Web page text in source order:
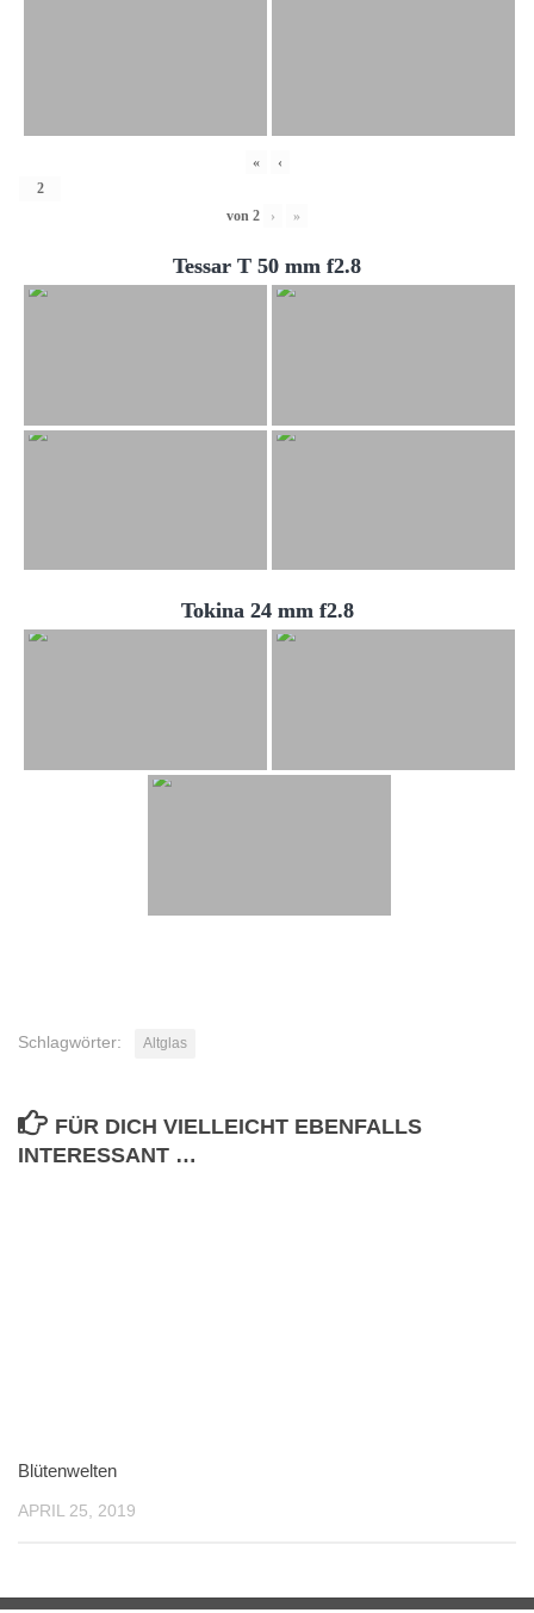
« ‹
von 2 › »
Tessar T 50 mm f2.8
Tokina 24 mm f2.8
Schlagwörter: Altglas
FÜR DICH VIELLEICHT EBENFALLS
INTERESSANT …
Blütenwelten
APRIL 25, 2019